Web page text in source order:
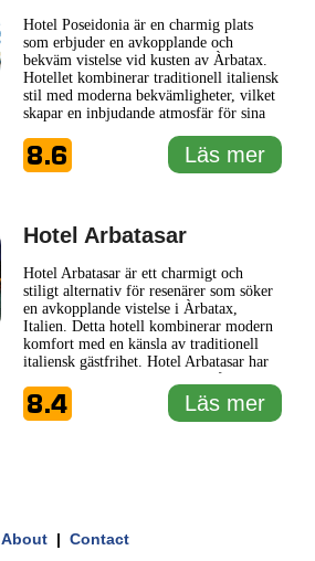
Hotel Poseidonia är en charmig plats
som erbjuder en avkopplande och
bekväm vistelse vid kusten av Àrbatax.
Hotellet kombinerar traditionell italiensk
stil med moderna bekvämligheter, vilket
skapar en inbjudande atmosfär för sina
som söker en lugn tillflyktsort mitt i
naturens skönhet. Hotel Poseidonia är
8.6 Läs mer
Hotel Arbatasar
Hotel Arbatasar är ett charmigt och
stiligt alternativ för resenärer som söker
en avkopplande vistelse i Àrbatax,
Italien. Detta hotell kombinerar modern
komfort med en känsla av traditionell
italiensk gästfrihet. Hotel Arbatasar har
och välbefinnande, vilket gör det till ett
utmärkt val för både par och familjer.
8.4 Läs mer
About| Contact